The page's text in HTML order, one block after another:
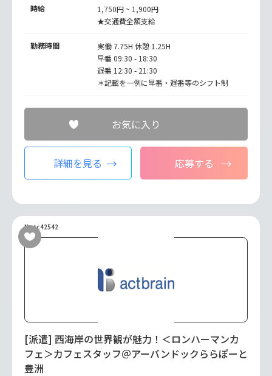
時給
1,750円 ~ 1,900円
★交通費全額支給
勤務時間
実働 7.75H 休憩 1.25H
早番 09:30 - 18:30
遅番 12:30 - 21:30
＊記載を一例に早番・遅番等のシフト制
お気に入り
詳細を見る 応募する
No.tc42542
[派遣] 西海岸の世界観が魅力！＜ロンハーマンカ
フェ＞カフェスタッフ＠アーバンドックららぽーと
豊洲